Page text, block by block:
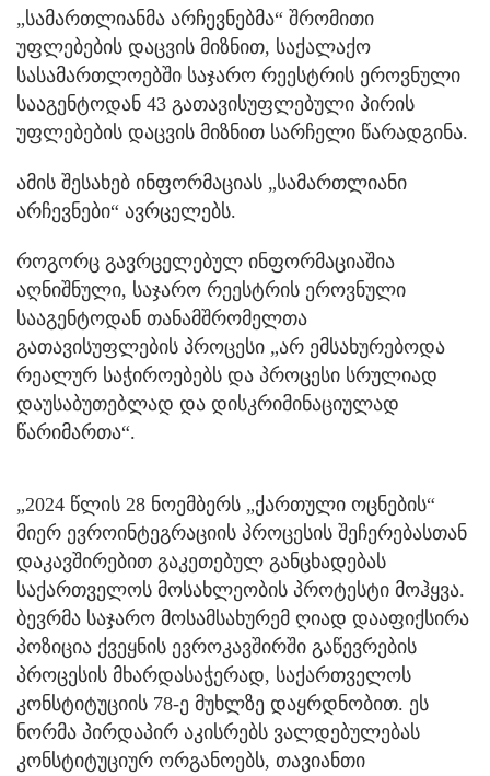
„სამართლიანმა არჩევნებმა“ შრომითი
უფლებების დაცვის მიზნით, საქალაქო
სასამართლოებში საჯარო რეესტრის ეროვნული
სააგენტოდან 43 გათავისუფლებული პირის
უფლებების დაცვის მიზნით სარჩელი წარადგინა.
ამის შესახებ ინფორმაციას „სამართლიანი
არჩევნები“ ავრცელებს.
როგორც გავრცელებულ ინფორმაციაშია
აღნიშნული, საჯარო რეესტრის ეროვნული
სააგენტოდან თანამშრომელთა
გათავისუფლების პროცესი „არ ემსახურებოდა
რეალურ საჭიროებებს და პროცესი სრულიად
დაუსაბუთებლად და დისკრიმინაციულად
წარიმართა“.
„2024 წლის 28 ნოემბერს „ქართული ოცნების“
მიერ ევროინტეგრაციის პროცესის შეჩერებასთან
დაკავშირებით გაკეთებულ განცხადებას
საქართველოს მოსახლეობის პროტესტი მოჰყვა.
ბევრმა საჯარო მოსამსახურემ ღიად დააფიქსირა
პოზიცია ქვეყნის ევროკავშირში გაწევრების
პროცესის მხარდასაჭერად, საქართველოს
კონსტიტუციის 78-ე მუხლზე დაყრდნობით. ეს
ნორმა პირდაპირ აკისრებს ვალდებულებას
კონსტიტუციურ ორგანოებს, თავიანთი